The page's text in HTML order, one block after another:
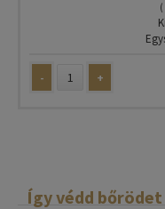
- +
Így védd